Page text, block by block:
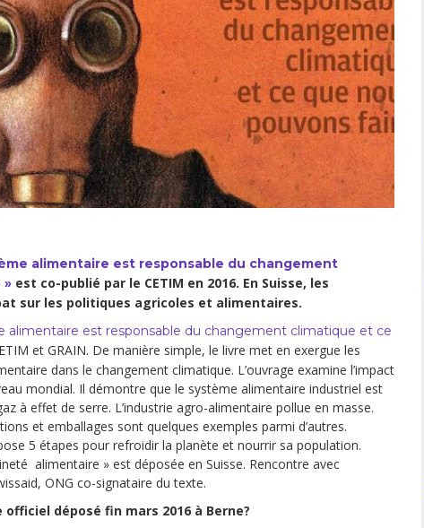
Argentine
Bolivie
Brésil
Chili
Cuba
Equateur
Espagne
France
Guatemala
Haïti
Madagascar
Cahiers critiques
Diffusion librairies
alimentaire est responsable du changement
» est co-publié par le CETIM en 2016. En Suisse, les
sur les politiques agricoles et alimentaires.
alimentaire est responsable du changement climatique et ce
et GRAIN. De manière simple, le livre met en exergue les
dans le changement climatique. L’ouvrage examine l’impact
mondial. Il démontre que le système alimentaire industriel est
à effet de serre. L’industrie agro-alimentaire pollue en masse.
et emballages sont quelques exemples parmi d’autres.
5 étapes pour refroidir la planète et nourrir sa population.
alimentaire » est déposée en Suisse. Rencontre avec
ONG co-signataire du texte.
déposé fin mars 2016 à Berne?